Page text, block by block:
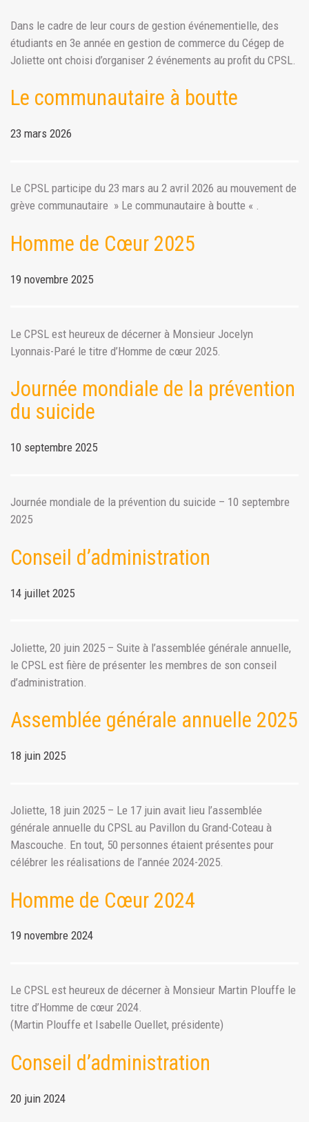
Dans le cadre de leur cours de gestion événementielle, des
étudiants en 3e année en gestion de commerce du Cégep de
Joliette ont choisi d’organiser 2 événements au profit du CPSL.
Le communautaire à boutte
23 mars 2026
Le CPSL participe du 23 mars au 2 avril 2026 au mouvement de
grève communautaire » Le communautaire à boutte « .
Homme de Cœur 2025
19 novembre 2025
Le CPSL est heureux de décerner à Monsieur Jocelyn
Lyonnais-Paré le titre d’Homme de cœur 2025.
Journée mondiale de la prévention
du suicide
10 septembre 2025
Journée mondiale de la prévention du suicide – 10 septembre
2025
Conseil d’administration
14 juillet 2025
Joliette, 20 juin 2025 – Suite à l’assemblée générale annuelle,
le CPSL est fière de présenter les membres de son conseil
d’administration.
Assemblée générale annuelle 2025
18 juin 2025
Joliette, 18 juin 2025 – Le 17 juin avait lieu l’assemblée
générale annuelle du CPSL au Pavillon du Grand-Coteau à
Mascouche. En tout, 50 personnes étaient présentes pour
célébrer les réalisations de l’année 2024-2025.
Homme de Cœur 2024
19 novembre 2024
Le CPSL est heureux de décerner à Monsieur Martin Plouffe le
titre d’Homme de cœur 2024.
(Martin Plouffe et Isabelle Ouellet, présidente)
Conseil d’administration
20 juin 2024